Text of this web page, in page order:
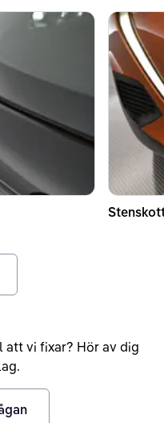
att vi fixar? Hör av dig